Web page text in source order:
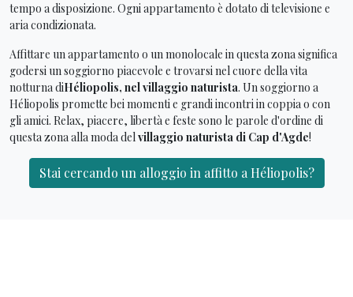
tempo a disposizione. Ogni appartamento è dotato di televisione e
aria condizionata.
Affittare un appartamento o un monolocale in questa zona significa
godersi un soggiorno piacevole e trovarsi nel cuore della vita
notturna diHéliopolis, nel villaggio naturista. Un soggiorno a
Héliopolis promette bei momenti e grandi incontri in coppia o con
gli amici. Relax, piacere, libertà e feste sono le parole d'ordine di
questa zona alla moda delvillaggio naturista di Cap d'Agde!
Stai cercando un alloggio in affitto a Héliopolis?